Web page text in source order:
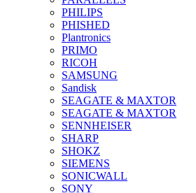
PHILIPS
PHISHED
Plantronics
PRIMO
RICOH
SAMSUNG
Sandisk
SEAGATE & MAXTOR
SEAGATE & MAXTOR
SENNHEISER
SHARP
SHOKZ
SIEMENS
SONICWALL
SONY